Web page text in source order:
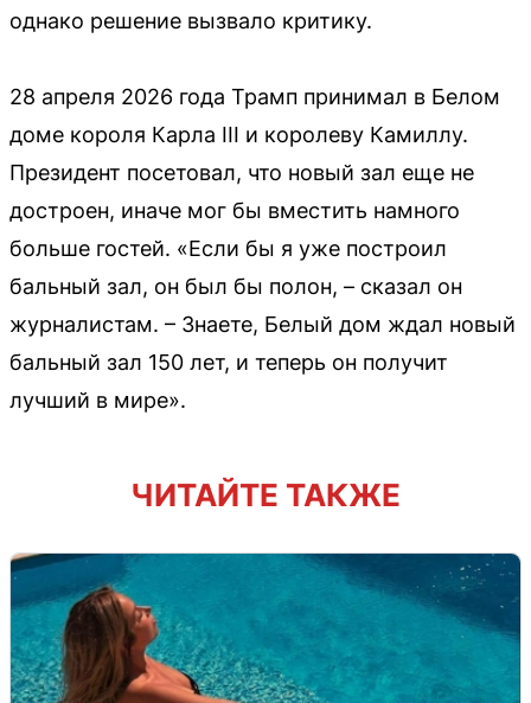
однако решение вызвало критику.
28 апреля 2026 года Трамп принимал в Белом
доме короля Карла III и королеву Камиллу.
Президент посетовал, что новый зал еще не
достроен, иначе мог бы вместить намного
больше гостей. «Если бы я уже построил
бальный зал, он был бы полон, – сказал он
журналистам. – Знаете, Белый дом ждал новый
бальный зал 150 лет, и теперь он получит
лучший в мире».
ЧИТАЙТЕ ТАКЖЕ